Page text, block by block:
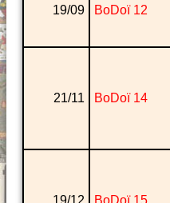
19/09 BoDoï 12
21/11 BoDoï 14